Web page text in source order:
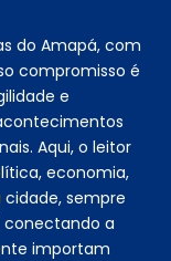
do Amapá, com
compromisso é
e
Aqui, o leitor
economia,
sempre
conectando a
importam